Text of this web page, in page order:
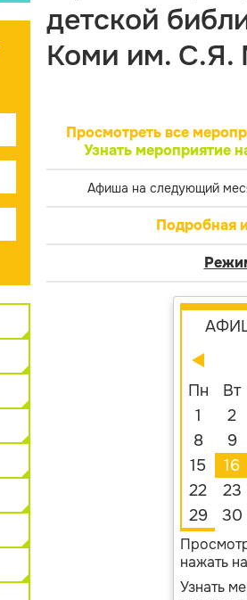
детской
Коми им. С.Я.
Просмотреть все
Узнать мероприятие
Афиша на следующий
Подробная
Пн Вт
1
2
8
9
15
16
22
23
29
30
нажать
Узнать